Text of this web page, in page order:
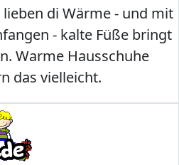
di Wärme - und mit
- kalte Füße bringt
Warme Hausschuhe
das vielleicht.